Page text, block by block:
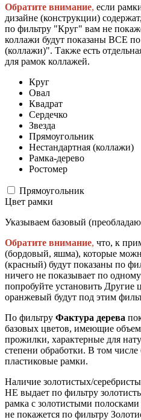
Обратите внимание, если
дизайне (конструкции)
по фильтру "Круг" вам не
коллажи будут показаны ВСЕ
(коллажи)". Также есть
для рамок коллажей.
Круг
Овал
Квадрат
Сердечко
Звезда
Прямоугольник
Нестандартная (коллажи)
Рамка-дерево
Ростомер
Прямоугольник
Цвет рамки
Указываем базовый
Обратите внимание, что, к
(бордовый, яшма), которые
(красный) будут показаны по
ничего не показывает по
попробуйте установить Другие
оранжевый будут под этим
По фильтру Фактура дерева
базовых цветов, имеющие
прожилки, характерные для
степени обработки. В том числе
пластиковые рамки.
Наличие золотистых/
НЕ выдает по фильтру
рамка с золотистыми
не покажется по фильтру